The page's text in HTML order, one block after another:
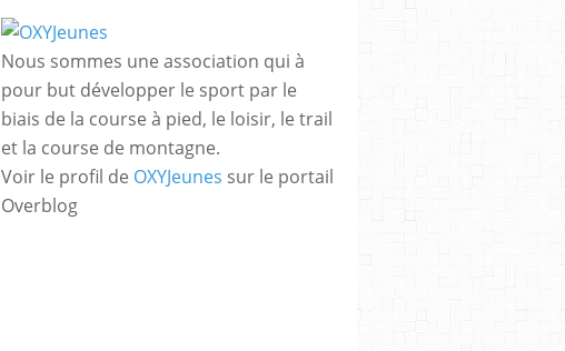
Nous sommes une association qui à
pour but développer le sport par le
biais de la course à pied, le loisir, le trail
et la course de montagne.
Voir le profil de OXYJeunes sur le portail
Overblog